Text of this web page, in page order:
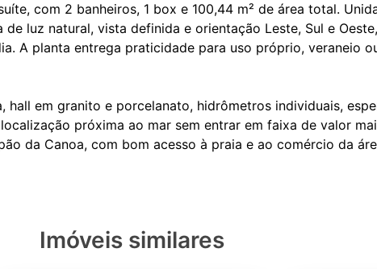
com 2 banheiros, 1 box e 100,44 m² de área total.
luz natural, vista definida e orientação Leste, Sul e
A planta entrega praticidade para uso próprio, veraneio
hall em granito e porcelanato, hidrômetros individuais,
próxima ao mar sem entrar em faixa de valor
Imóveis similares